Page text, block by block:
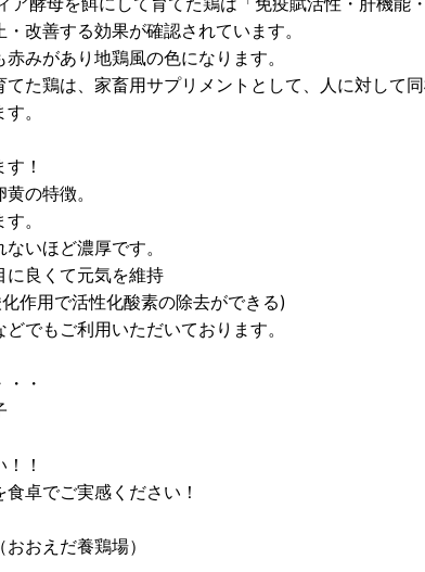
改善する効果が確認されています。
みがあり地鶏風の色になります。
た鶏は、家畜用サプリメントとして、人に対して
。
！
の特徴。
。
いほど濃厚です。
に良くて元気を維持
作用で活性化酸素の除去ができる)
でもご利用いただいております。
・
！
卓でご実感ください！
おえだ養鶏場）